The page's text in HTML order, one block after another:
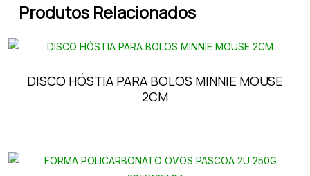
Produtos Relacionados
DISCO HÓSTIA PARA BOLOS MINNIE MOUSE
2CM